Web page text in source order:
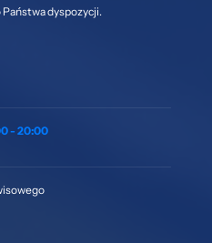
Państwa dyspozycji.
- 20:00